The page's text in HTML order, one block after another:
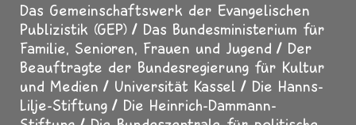
Das Gemeinschaftswerk der Evangelischen
Publizistik (GEP)
Das Bundesministerium für
Familie, Senioren, Frauen und Jugend
Der
Beauftragte der Bundesregierung für Kultur
und Medien
Universität Kassel
Die Hanns-
Lilje-Stiftung
Die Heinrich-Dammann-